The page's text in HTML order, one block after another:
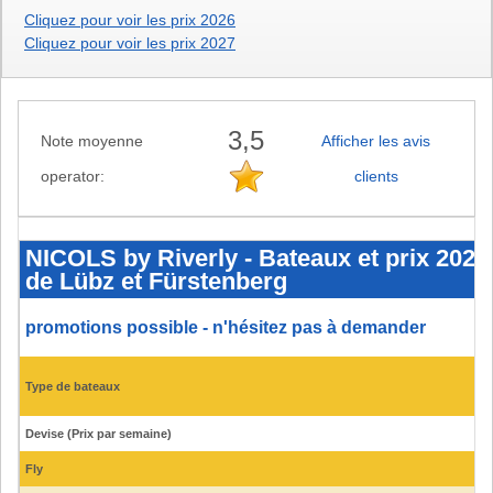
Cliquez pour voir les prix 2026
Cliquez pour voir les prix 2027
Note moyenne
operator:
3,5
Afficher les avis
clients
by
Riverly
Bateaux
et
2025
la
flotte
bases
de
Lübz
NICOLS by Riverly - Bateaux et prix
de Lübz et Fürstenberg
promotions possible - n'hésitez pas à demander
Type de bateaux
Devise (Prix par semaine)
Fly